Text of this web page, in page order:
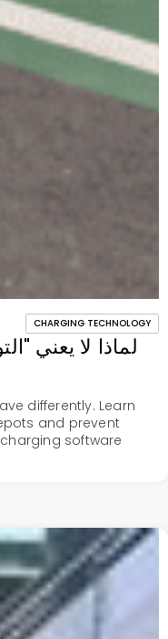
CHARGING TECHNOLOGY
differently. Learn
and prevent
software.